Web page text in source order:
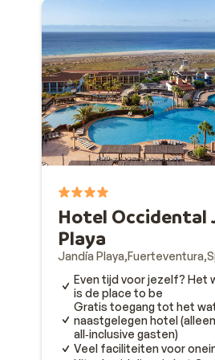
Hotel Occidental
Playa
Jandía Playa Fuerteventura
Even tijd voor jezelf? Het
is de place to be
Gratis toegang tot het
naastgelegen hotel
all‑inclusive gasten)
Veel faciliteiten voor